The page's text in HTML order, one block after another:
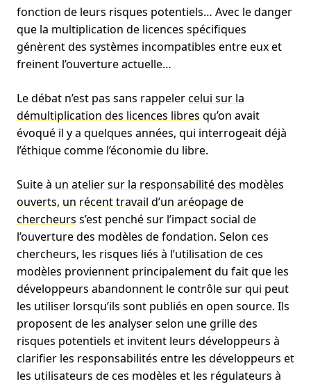
fonction de leurs risques potentiels… Avec le danger
que la multiplication de licences spécifiques
génèrent des systèmes incompatibles entre eux et
freinent l’ouverture actuelle…
Le débat n’est pas sans rappelercelui sur la
démultiplication des licences libres qu’on avait
évoqué il y a quelques années, qui interrogeait déjà
l’éthique comme l’économie du libre.
Suite à un atelier sur la responsabilité des modèles
ouverts, un récent travail d’un aréopage de
chercheurs s’est penché sur l’impact social de
l’ouverture des modèles de fondation. Selon ces
chercheurs, les risques liés à l’utilisation de ces
modèles proviennent principalement du fait que les
développeurs abandonnent le contrôle sur qui peut
les utiliser lorsqu’ils sont publiés en open source. Ils
proposent de les analyser selon une grille des
risques potentiels et invitent leurs développeurs à
clarifier les responsabilités entre les développeurs et
les utilisateurs de ces modèles et les régulateurs à